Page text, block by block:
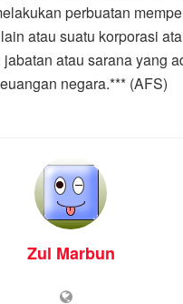
perbuatan
atau suatu korporasi
atau sarana yang
negara.*** (AFS)
Zul Marbun